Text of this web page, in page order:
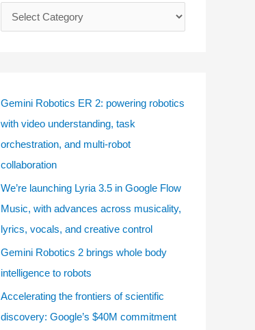
a
Gemini Robotics ER 2: powering robotics
with video understanding, task
orchestration, and multi-robot
collaboration
We’re launching Lyria 3.5 in Google Flow
Music, with advances across musicality,
lyrics, vocals, and creative control
Gemini Robotics 2 brings whole body
intelligence to robots
Accelerating the frontiers of scientific
discovery: Google’s $40M commitment